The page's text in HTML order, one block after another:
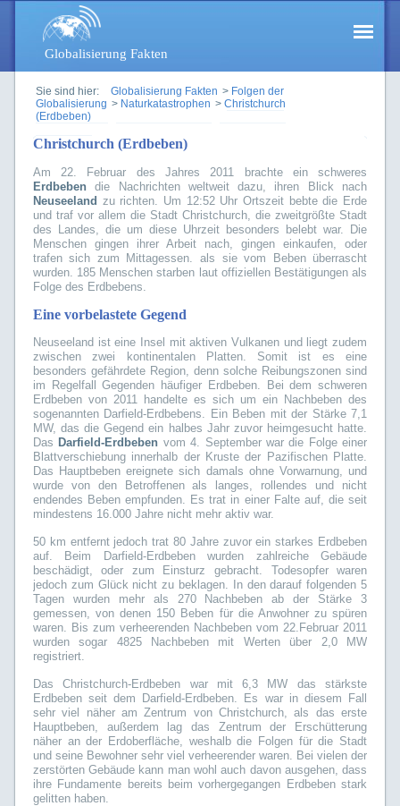
Globalisierung Fakten
Sie sind hier: Globalisierung Fakten > Folgen der
Globalisierung > Naturkatastrophen > Christchurch
(Erdbeben)
Christchurch (Erdbeben)
Am 22. Februar des Jahres 2011 brachte ein schweres
Erdbebendie Nachrichten weltweit dazu, ihren Blick nach
Neuseeland zu richten. Um 12:52 Uhr Ortszeit bebte die Erde
und traf vor allem die Stadt Christchurch, die zweitgrößte Stadt
des Landes, die um diese Uhrzeit besonders belebt war. Die
Menschen gingen ihrer Arbeit nach, gingen einkaufen, oder
trafen sich zum Mittagessen. als sie vom Beben überrascht
wurden. 185 Menschen starben laut offiziellen Bestätigungen als
Folge des Erdbebens.
Eine vorbelastete Gegend
Neuseeland ist eine Insel mit aktiven Vulkanen und liegt zudem
zwischen zwei kontinentalen Platten. Somit ist es eine
besonders gefährdete Region, denn solche Reibungszonen sind
im Regelfall Gegenden häufiger Erdbeben. Bei dem schweren
Erdbeben von 2011 handelte es sich um ein Nachbeben des
sogenannten Darfield-Erdbebens. Ein Beben mit der Stärke 7,1
MW, das die Gegend ein halbes Jahr zuvor heimgesucht hatte.
Das Darfield-Erdbeben vom 4. September war die Folge einer
Blattverschiebung innerhalb der Kruste der Pazifischen Platte.
Das Hauptbeben ereignete sich damals ohne Vorwarnung, und
wurde von den Betroffenen als langes, rollendes und nicht
endendes Beben empfunden. Es trat in einer Falte auf, die seit
mindestens 16.000 Jahre nicht mehr aktiv war.
50 km entfernt jedoch trat 80 Jahre zuvor ein starkes Erdbeben
auf. Beim Darfield-Erdbeben wurden zahlreiche Gebäude
beschädigt, oder zum Einsturz gebracht. Todesopfer waren
jedoch zum Glück nicht zu beklagen. In den darauf folgenden 5
Tagen wurden mehr als 270 Nachbeben ab der Stärke 3
gemessen, von denen 150 Beben für die Anwohner zu spüren
waren. Bis zum verheerenden Nachbeben vom 22.Februar 2011
wurden sogar 4825 Nachbeben mit Werten über 2,0 MW
registriert.
Das Christchurch-Erdbeben war mit 6,3 MW das stärkste
Erdbeben seit dem Darfield-Erdbeben. Es war in diesem Fall
sehr viel näher am Zentrum von Christchurch, als das erste
Hauptbeben, außerdem lag das Zentrum der Erschütterung
näher an der Erdoberfläche, weshalb die Folgen für die Stadt
und seine Bewohner sehr viel verheerender waren. Bei vielen der
zerstörten Gebäude kann man wohl auch davon ausgehen, dass
ihre Fundamente bereits beim vorhergegangen Erdbeben stark
gelitten haben.